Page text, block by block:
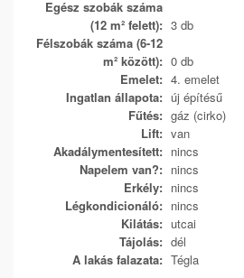
Egész szobák száma
(12 m² felett): 3 db
Félszobák száma (6-12
m² között): 0 db
Emelet: 4. emelet
Ingatlan állapota: új építésű
Fűtés: gáz (cirko)
Lift: van
Akadálymentesített: nincs
Napelem van?: nincs
Erkély: nincs
Légkondicionáló: nincs
Kilátás: utcai
Tájolás: dél
A lakás falazata: Tégla